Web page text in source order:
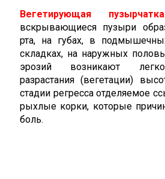
Вегетирующая пузырчатка
вскрывающиеся пузыри
рта, на губах, в
складках, на наружных
эрозий возникают
разрастания (вегетации)
стадии регресса отделяемое
рыхлые корки, которые
боль.